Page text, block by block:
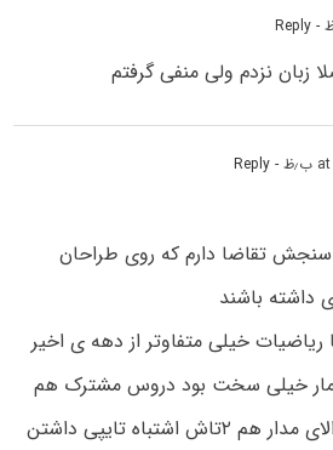
- Reply
زبان نزدم ولی منفی گرفتم
- Reply
سنجش تقاضا دارم که روی طراحان
داشته باشند
۹۲ مخصوصا ریاضیات خیلی متفاوتر از دهه ی اخیر
خیلی سخت بود دروس مشترک هم
تایپی داشتن